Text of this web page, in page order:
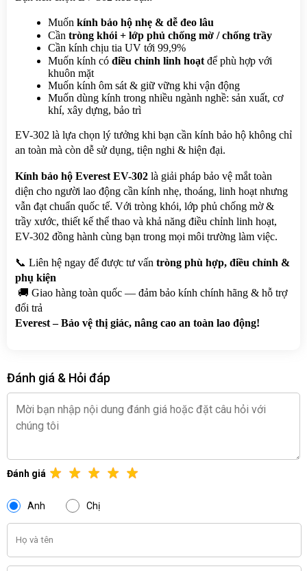
Muốn kính bảo hộ nhẹ & dễ đeo lâu
Cần tròng khói + lớp phủ chống mờ / chống trầy
Cần kính chịu tia UV tới 99,9%
Muốn kính có điều chỉnh linh hoạt để phù hợp với
khuôn mặt
Muốn kính ôm sát & giữ vững khi vận động
Muốn dùng kính trong nhiều ngành nghề: sản xuất, cơ
khí, xây dựng, bảo trì
EV-302 là lựa chọn lý tưởng khi bạn cần kính bảo hộ không chỉ
an toàn mà còn dễ sử dụng, tiện nghi & hiện đại.
Kính bảo hộ Everest EV-302 là giải pháp bảo vệ mắt toàn
diện cho người lao động cần kính nhẹ, thoáng, linh hoạt nhưng
vẫn đạt chuẩn quốc tế. Với tròng khói, lớp phủ chống mờ &
trầy xước, thiết kế thể thao và khả năng điều chỉnh linh hoạt,
EV-302 đồng hành cùng bạn trong mọi môi trường làm việc.
📞 Liên hệ ngay để được tư vấn tròng phù hợp, điều chỉnh &
phụ kiện
đổi trả
Everest – Bảo vệ thị giác, nâng cao an toàn lao động!
Đánh giá & Hỏi đáp
Đánh giá
Anh Chị